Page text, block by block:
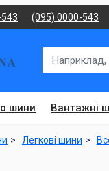
(095) 0000-543
шини Вантажні
Легкові шини